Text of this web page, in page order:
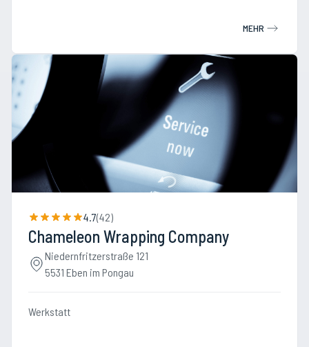
MEHR
4.7(42)
Chameleon Wrapping Company
Niedernfritzerstraße 121
5531 Eben im Pongau
Werkstatt